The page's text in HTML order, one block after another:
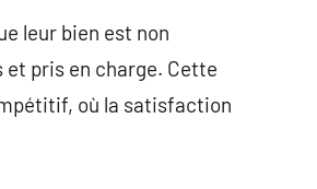
leur bien est non
pris en charge. Cette
où la satisfaction